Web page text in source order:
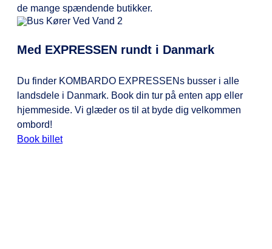
de mange spændende butikker.
Med EXPRESSEN rundt i Danmark
Du finder KOMBARDO EXPRESSENs busser i alle
landsdele i Danmark. Book din tur på enten app eller
hjemmeside. Vi glæder os til at byde dig velkommen
ombord!
Book billet